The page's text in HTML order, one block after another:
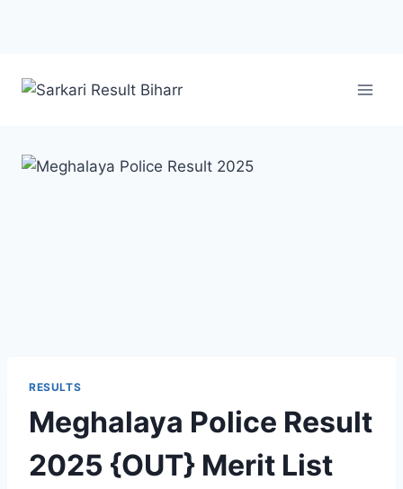
RESULTS
Meghalaya Police Result
2025 {OUT} Merit List